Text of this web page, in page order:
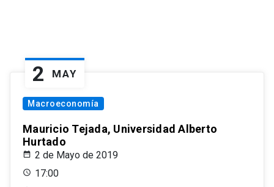
2 MAY
Macroeconomía
Mauricio Tejada, Universidad Alberto
Hurtado
2 de Mayo de 2019
17:00